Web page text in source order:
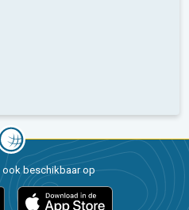
ook beschikbaar op